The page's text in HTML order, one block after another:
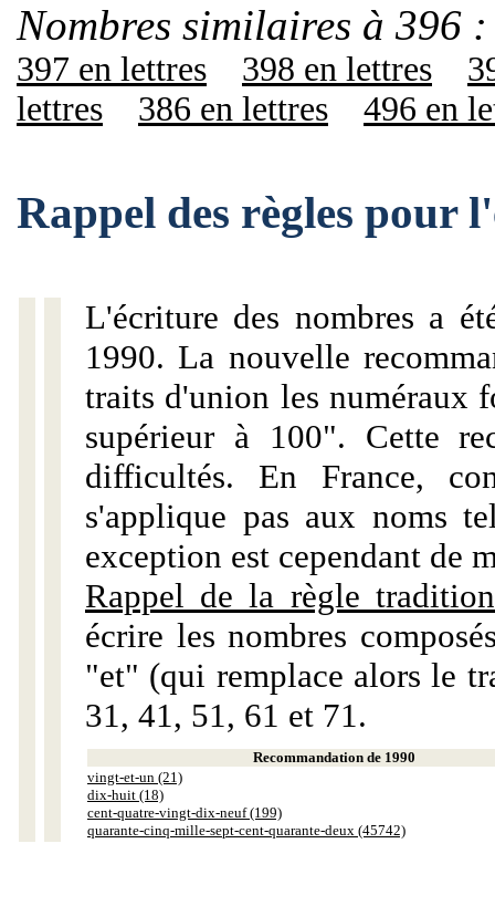
Nombres similaires à 396 :
397 en lettres 398 en lettres
lettres
386 en lettres 496 en
Rappel des règles pour
L'écriture des nombres a
1990. La nouvelle
traits d'union les numéraux
supérieur à 100". Cette
difficultés. En France,
s'applique pas aux noms
exception est cependant de
Rappel de la règle
écrire les nombres
"et" (qui remplace alors le
31, 41, 51, 61 et 71.
Recommandation de 1990
vingt-et-un (21)
dix-huit (18)
cent-quatre-vingt-dix-neuf (199)
quarante-cinq-mille-sept-cent-quarante-deux (45742)